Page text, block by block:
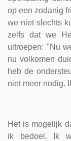
op een zodanig
we niet slechts
zelfs dat we
uitroepen: "Nu
nu volkomen
heb de
niet meer nodig.
Het is mogelijk
ik bedoel. Ik